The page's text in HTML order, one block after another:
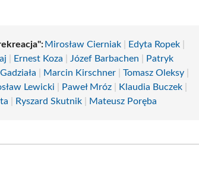
Mirosław Cierniak Edyta Ropek
Ernest Koza Józef Barbachen
Patryk
Marcin Kirschner |Tomasz Oleksy
Lewicki Paweł Mróz Klaudia Buczek
Ryszard Skutnik Mateusz Poręba